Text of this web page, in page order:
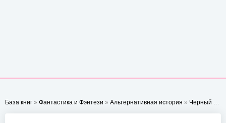
База книг » Фантастика и Фэнтези » Альтернативная история » Черный орел.Дилогия